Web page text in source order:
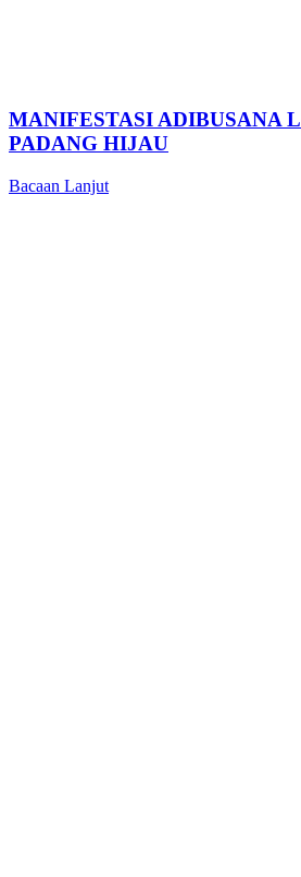
MANIFESTASI ADIBUSANA
PADANG HIJAU
Bacaan Lanjut